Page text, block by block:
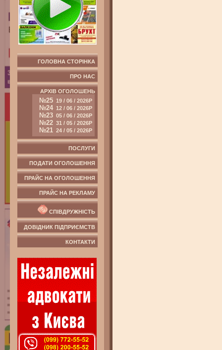
ГОЛОВНА СТОРІНКА
ПРО НАС
АРХІВ ОГОЛОШЕНЬ
№25 19 / 06 / 2026Р
№24 12 / 06 / 2026Р
№23 05 / 06 / 2026Р
№22 31 / 05 / 2026Р
№21 24 / 05 / 2026Р
ПОСЛУГИ
ПОДАТИ ОГОЛОШЕННЯ
ПРАЙС НА ОГОЛОШЕННЯ
ПРАЙС НА РЕКЛАМУ
СПІВДРУЖНІСТЬ
ДОВІДНИК ПІДПРИЄМСТВ
КОНТАКТИ